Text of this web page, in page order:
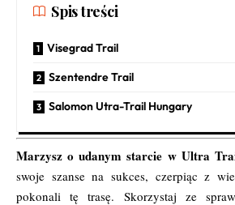
Spis treści
Visegrad Trail
Szentendre Trail
Salomon Utra-Trail Hungary
Marzysz o udanym starcie w Ultra
swoje szanse na sukces, czerpiąc z
pokonali tę trasę. Skorzystaj ze